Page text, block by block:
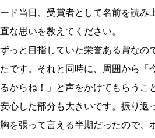
ード当日、受賞者として名前を読み
直な思いを教えてください。
ずっと目指していた栄誉ある賞なの
たです。それと同時に、周囲から「
るからね！」と声をかけてもらうこ
安心した部分も大きいです。振り返
胸を張って言える半期だったので、